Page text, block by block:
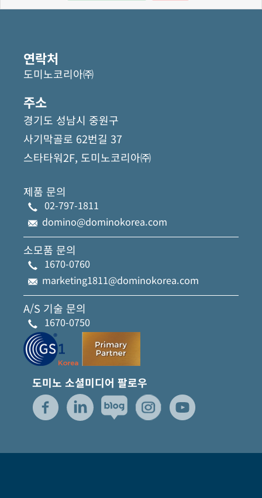
연락처
도미노코리아㈜
주소
경기도 성남시 중원구
사기막골로 62번길 37
스타타워2F, 도미노코리아㈜
제품 문의
02-797-1811
domino@dominokorea.com
소모품 문의
1670-0760
marketing1811@dominokorea.com
A/S 기술 문의
1670-0750
도미노 소셜미디어 팔로우